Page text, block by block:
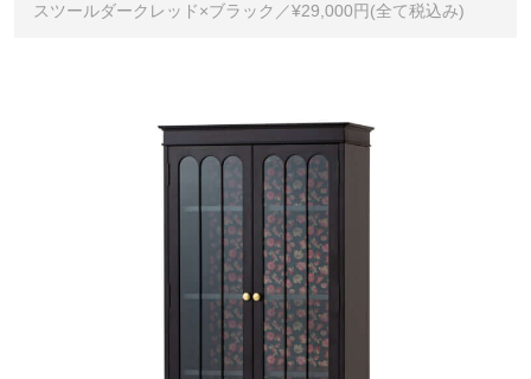
スツールダークレッド×ブラック／¥29,000円(全て税込み)